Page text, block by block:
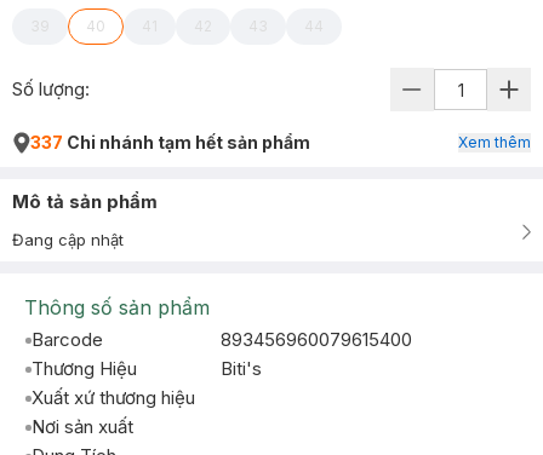
39 40 41 42 43 44
Số lượng:
337 Chi nhánh tạm hết sản phẩm Xem thêm
Mô tả sản phẩm
Đang cập nhật
Thông số sản phẩm
Barcode
893456960079615400
Thương Hiệu
Biti's
Xuất xứ thương hiệu
Nơi sản xuất